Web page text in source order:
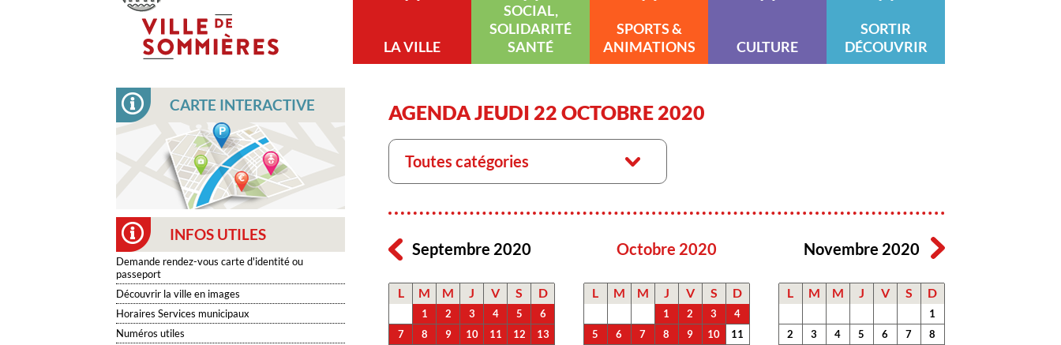
LA VILLE
SOCIAL,
SOLIDARITÉ
SANTÉ
SPORTS &
ANIMATIONS
CULTURE
SORTIR
DÉCOUVRIR
CARTE INTERACTIVE
INFOS UTILES
Demande rendez-vous carte d'identité ou
passeport
Découvrir la ville en images
Horaires Services municipaux
Numéros utiles
AGENDA JEUDI 22 OCTOBRE 2020
Toutes catégories
Septembre 2020
L M M J V S D
1 2 3 4 5
6
7
8 9 10 11 12
13
Octobre 2020
L M M J V S D
1 2 3
4
5
6 7 8 9 10
11
Novembre 2020
L M M J V S D
1
2
3 4 5 6 7
8